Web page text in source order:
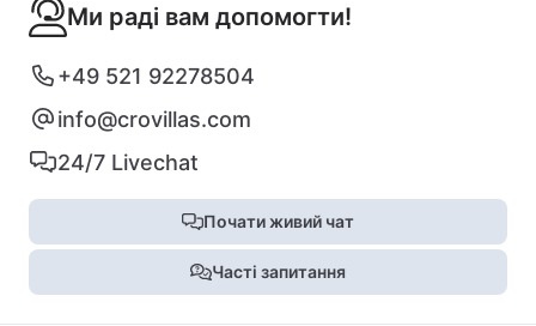
Ми раді вам допомогти!
+49 521 92278504
info@crovillas.com
24/7 Livechat
Почати живий чат
Часті запитання